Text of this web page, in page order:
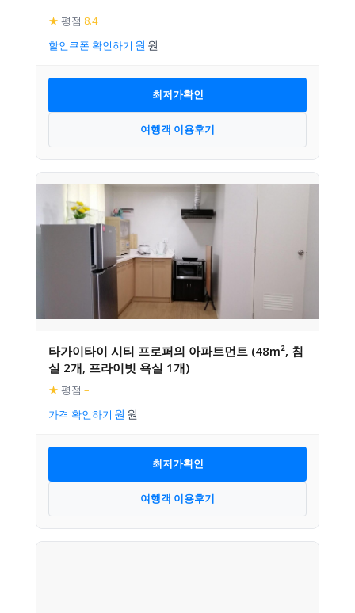
★ 평점 8.4
할인쿠폰 확인하기
최저가확인
여행객 이용후기
타가이타이 시티 프로퍼의 아파트먼트 (48m², 침
실 2개, 프라이빗 욕실 1개)
★ 평점 –
가격 확인하기
최저가확인
여행객 이용후기